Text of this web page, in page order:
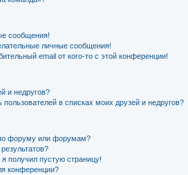
сообщения!
личные сообщения!
email от кого-то с этой конференции!
и недругов?
пользователей в списках моих друзей и недругов?
форуму или форумам?
я получил пустую страницу!
конференции?